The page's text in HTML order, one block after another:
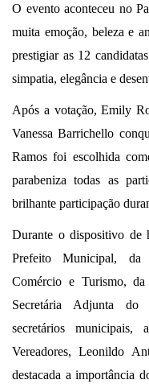
O evento aconteceu no
muita emoção, beleza e
prestigiar as 12
simpatia, elegância e
Após a votação, Emily
Vanessa Barrichello
Ramos foi escolhida
parabeniza todas as
brilhante participação
Durante o dispositivo de
Prefeito Municipal, da
Comércio e Turismo,
Secretária Adjunta do
secretários
Vereadores, Leonildo
destacada a importância